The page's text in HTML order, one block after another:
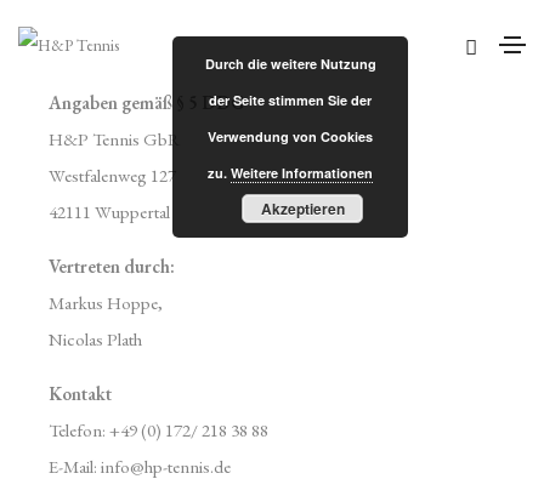
Angaben gemäß § 5 DDG
H&P Tennis GbR
Westfalenweg 127
42111 Wuppertal
Vertreten durch:
Markus Hoppe,
Nicolas Plath
Kontakt
Telefon: +49 (0) 172/ 218 38 88
E-Mail: info@hp-tennis.de
Durch die weitere Nutzung
der Seite stimmen Sie der
Verwendung von Cookies
zu. Weitere Informationen
Akzeptieren